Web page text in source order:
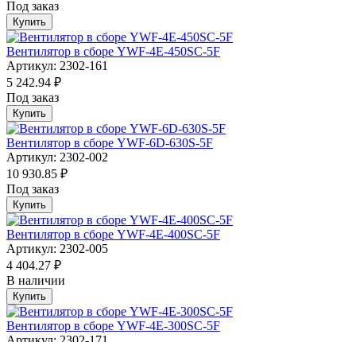
Под заказ
Купить
Вентилятор в сборе YWF-4E-450SC-5F
Артикул: 2302-161
5 242.94 ₽
Под заказ
Купить
Вентилятор в сборе YWF-6D-630S-5F
Артикул: 2302-002
10 930.85 ₽
Под заказ
Купить
Вентилятор в сборе YWF-4E-400SC-5F
Артикул: 2302-005
4 404.27 ₽
В наличии
Купить
Вентилятор в сборе YWF-4E-300SC-5F